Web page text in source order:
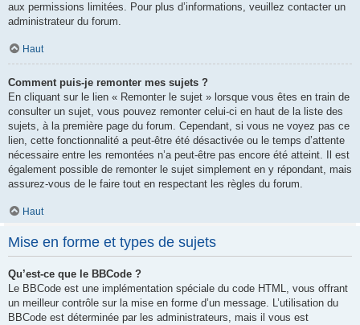
aux permissions limitées. Pour plus d’informations, veuillez contacter un
administrateur du forum.
Haut
Comment puis-je remonter mes sujets ?
En cliquant sur le lien « Remonter le sujet » lorsque vous êtes en train de
consulter un sujet, vous pouvez remonter celui-ci en haut de la liste des
sujets, à la première page du forum. Cependant, si vous ne voyez pas ce
lien, cette fonctionnalité a peut-être été désactivée ou le temps d’attente
nécessaire entre les remontées n’a peut-être pas encore été atteint. Il est
également possible de remonter le sujet simplement en y répondant, mais
assurez-vous de le faire tout en respectant les règles du forum.
Haut
Mise en forme et types de sujets
Qu’est-ce que le BBCode ?
Le BBCode est une implémentation spéciale du code HTML, vous offrant
un meilleur contrôle sur la mise en forme d’un message. L’utilisation du
BBCode est déterminée par les administrateurs, mais il vous est